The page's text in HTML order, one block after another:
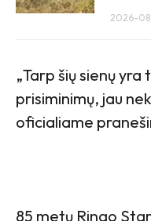
2026-
„Tarp šių sienų
prisiminimų, jau
oficialiame
85 metų Ringo